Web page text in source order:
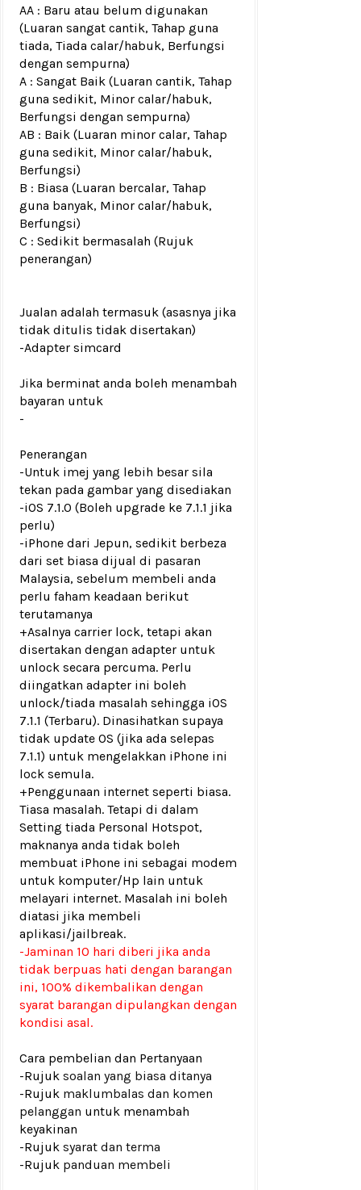
AA : Baru atau belum digunakan
(Luaran sangat cantik, Tahap guna
tiada, Tiada calar/habuk, Berfungsi
dengan sempurna)
A : Sangat Baik (Luaran cantik, Tahap
guna sedikit, Minor calar/habuk,
Berfungsi dengan sempurna)
AB : Baik (Luaran minor calar, Tahap
guna sedikit, Minor calar/habuk,
Berfungsi)
B : Biasa (Luaran bercalar, Tahap
guna banyak, Minor calar/habuk,
Berfungsi)
C : Sedikit bermasalah (Rujuk
penerangan)
Jualan adalah termasuk (asasnya jika
tidak ditulis tidak disertakan)
-Adapter simcard
Jika berminat anda boleh menambah
bayaran untuk
-
Penerangan
-Untuk imej yang lebih besar sila
tekan pada gambar yang disediakan
-iOS 7.1.0 (Boleh upgrade ke 7.1.1 jika
perlu)
-iPhone dari Jepun, sedikit berbeza
dari set biasa dijual di pasaran
Malaysia, sebelum membeli anda
perlu faham keadaan berikut
terutamanya
+Asalnya carrier lock, tetapi akan
disertakan dengan adapter untuk
unlock secara percuma. Perlu
diingatkan adapter ini boleh
unlock/tiada masalah sehingga iOS
7.1.1 (Terbaru). Dinasihatkan supaya
tidak update OS (jika ada selepas
7.1.1) untuk mengelakkan iPhone ini
lock semula.
+Penggunaan internet seperti biasa.
Tiasa masalah. Tetapi di dalam
Setting tiada Personal Hotspot,
maknanya anda tidak boleh
membuat iPhone ini sebagai modem
untuk komputer/Hp lain untuk
melayari internet. Masalah ini boleh
diatasi jika membeli
aplikasi/jailbreak.
-Jaminan 10 hari diberi jika anda
tidak berpuas hati dengan barangan
ini, 100% dikembalikan dengan
syarat barangan dipulangkan dengan
kondisi asal.
Cara pembelian dan Pertanyaan
-Rujuk soalan yang biasa ditanya
-Rujuk maklumbalas dan komen
pelanggan untuk menambah
keyakinan
-Rujuk syarat dan terma
-Rujuk panduan membeli